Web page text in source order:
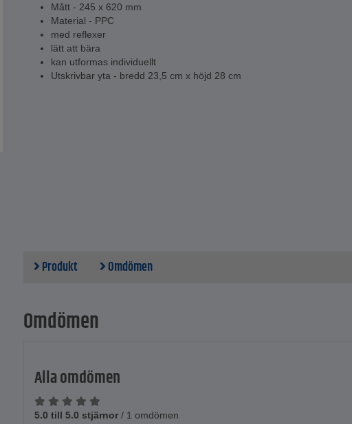
Mått - 245 x 620 mm
Material - PPC
med reflexer
lätt att bära
kan utformas individuellt
Utskrivbar yta - bredd 23,5 cm x höjd 28 cm
Produkt Omdömen
Omdömen
Alla omdömen
5.0 till 5.0 stjärnor / 1 omdömen